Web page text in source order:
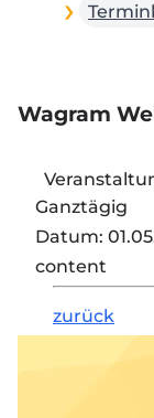
Wagram
Ganztägig
Datum:
content
zurück